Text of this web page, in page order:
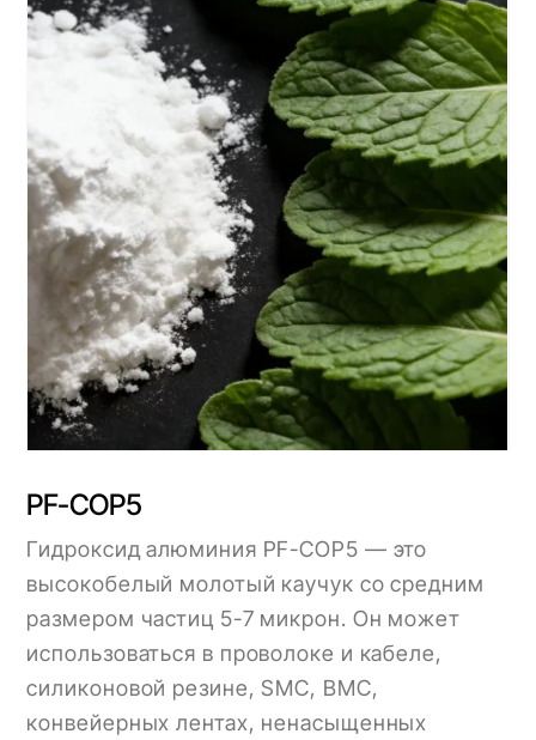
PF-COP5
Гидроксид алюминия PF-COP5 — это
высокобелый молотый каучук со средним
размером частиц 5-7 микрон. Он может
использоваться в проволоке и кабеле,
силиконовой резине, SMC, BMC,
конвейерных лентах, ненасыщенных